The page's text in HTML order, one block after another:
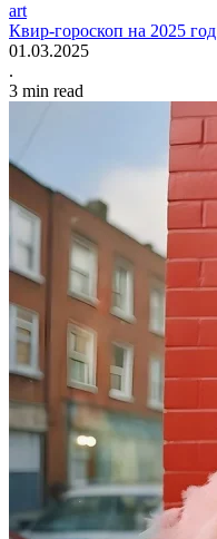
art
Квир-гороскоп на 2025 год
01.03.2025
.
3 min read